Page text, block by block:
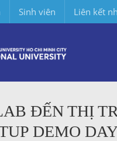
Sinh viên Liên kết
ĐẾN THỊ
DEMO